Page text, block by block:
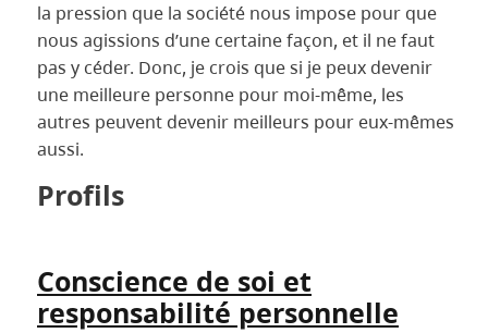
la pression que la société nous impose pour que
nous agissions d’une certaine façon, et il ne faut
pas y céder. Donc, je crois que si je peux devenir
une meilleure personne pour moi-même, les
autres peuvent devenir meilleurs pour eux-mêmes
aussi.
Profils
Conscience de soi et
responsabilité personnelle